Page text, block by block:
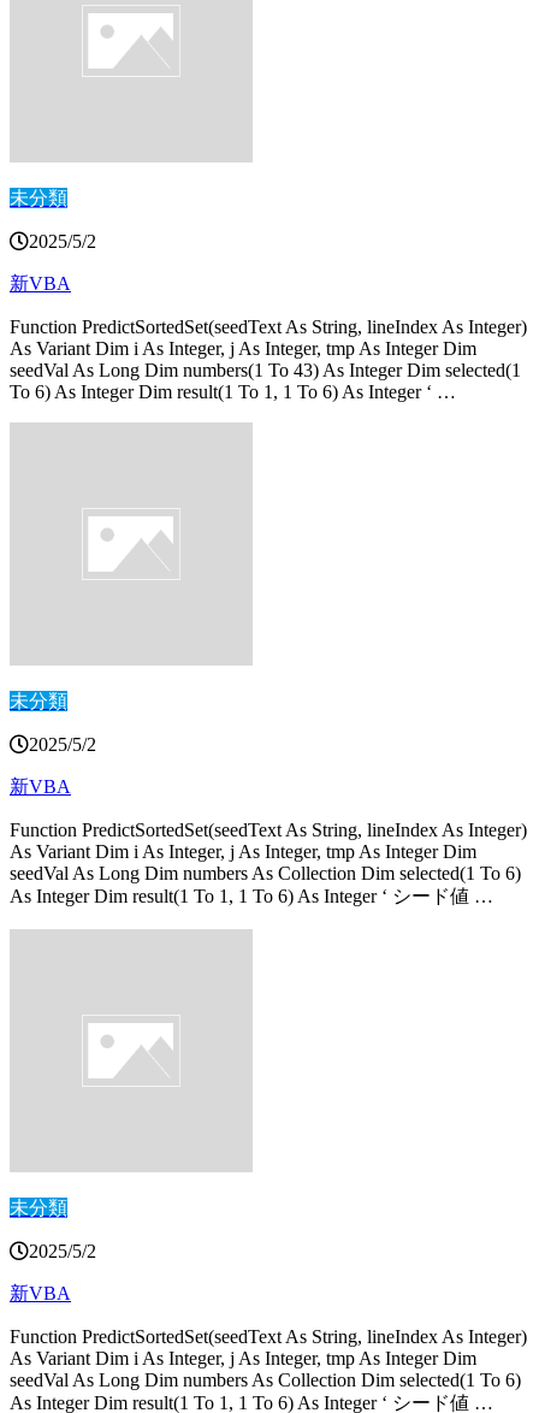
未分類
2025/5/2
新VBA
Function PredictSortedSet(seedText As String, lineIndex As Integer)
As Variant Dim i As Integer, j As Integer, tmp As Integer Dim
seedVal As Long Dim numbers(1 To 43) As Integer Dim selected(1
To 6) As Integer Dim result(1 To 1, 1 To 6) As Integer ‘ …
未分類
2025/5/2
新VBA
Function PredictSortedSet(seedText As String, lineIndex As Integer)
As Variant Dim i As Integer, j As Integer, tmp As Integer Dim
seedVal As Long Dim numbers As Collection Dim selected(1 To 6)
As Integer Dim result(1 To 1, 1 To 6) As Integer ‘ シード値 …
未分類
2025/5/2
新VBA
Function PredictSortedSet(seedText As String, lineIndex As Integer)
As Variant Dim i As Integer, j As Integer, tmp As Integer Dim
seedVal As Long Dim numbers As Collection Dim selected(1 To 6)
As Integer Dim result(1 To 1, 1 To 6) As Integer ‘ シード値 …